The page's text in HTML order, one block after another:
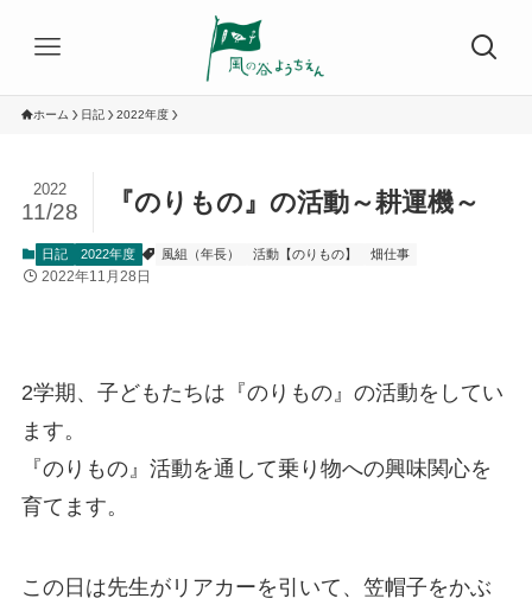
ホーム 日記 2022年度
『のりもの』の活動～耕運機～
2022
11/28
日記 2022年度 風組（年長） 活動【のりもの】 畑仕事
2022年11月28日
2学期、子どもたちは『のりもの』の活動をしてい
ます。
『のりもの』活動を通して乗り物への興味関心を
育てます。
この日は先生がリアカーを引いて、笠帽子をかぶ